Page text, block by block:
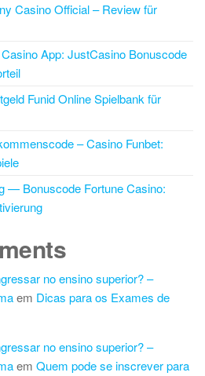
Casino Official – Review für
App: JustCasino Bonuscode
Funid Online Spielbank für
– Casino Funbet:
— Bonuscode Fortune Casino:
no ensino superior? –
em Dicas para os Exames de
no ensino superior? –
em Quem pode se inscrever para